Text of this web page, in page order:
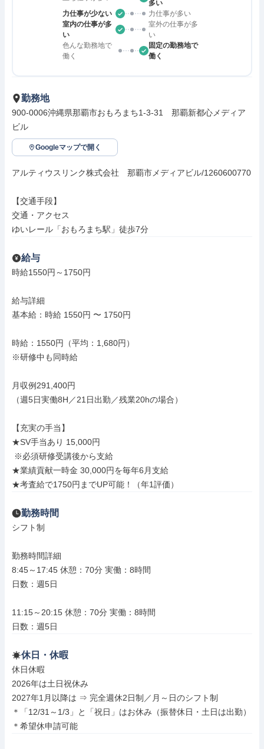
多い
力仕事が少ない
力仕事が多い
室内の仕事が多
い
室外の仕事が多
い
色んな勤務地で
働く
固定の勤務地で
働く
勤務地
900-0006沖縄県那覇市おもろまち1-3-31　那覇新都心メディア
ビル
Googleマップで開く
アルティウスリンク株式会社　那覇市メディアビル/1260600770
【交通手段】
交通・アクセス
ゆいレール「おもろまち駅」徒歩7分
給与
時給1550円～1750円
給与詳細
基本給：時給 1550円 〜 1750円
時給：1550円（平均：1,680円）
※研修中も同時給
月収例291,400円
（週5日実働8H／21日出勤／残業20hの場合）
【充実の手当】
★SV手当あり 15,000円
★業績貢献一時金 30,000円を毎年6月支給
★考査給で1750円までUP可能！（年1評価）
勤務時間
シフト制
勤務時間詳細
8:45～17:45 休憩：70分 実働：8時間
日数：週5日
11:15～20:15 休憩：70分 実働：8時間
日数：週5日
休日・休暇
休日休暇
2026年は土日祝休み
2027年1月以降は ⇒ 完全週休2日制／月～日のシフト制
＊「12/31～1/3」と「祝日」はお休み（振替休日・土日は出勤）
＊希望休申請可能